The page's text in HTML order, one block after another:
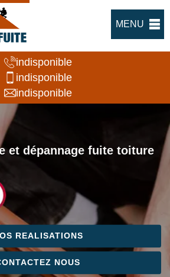
MENU
indisponible
indisponible
indisponible
et dépannage fuite toiture
REALISATIONS
NOUS